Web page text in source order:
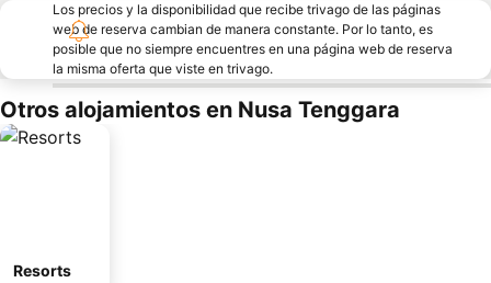
Los precios y la disponibilidad que recibe trivago de las páginas
web de reserva cambian de manera constante. Por lo tanto, es
posible que no siempre encuentres en una página web de reserva
la misma oferta que viste en trivago.
Otros alojamientos en Nusa Tenggara
Resorts